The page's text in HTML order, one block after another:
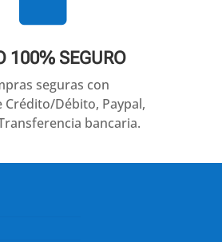
100% SEGURO
seguras con
Crédito/Débito, Paypal,
bancaria.